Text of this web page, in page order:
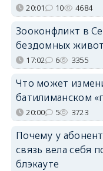
20:01 10 4684
Зооконфликт в
бездомных
17:02 6 3355
Что может
батилиманском
20:00 5 3723
Почему у
связь вела себя
блэкауте